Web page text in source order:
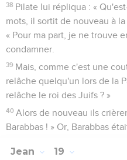
38 Pilate lui répliqua : «
mots, il sortit de nouveau à
« Pour ma part, je ne trouve
condamner.
39 Mais, comme c'est une
relâche quelqu'un lors de la
relâche le roi des Juifs ? »
40 Alors de nouveau ils
Barabbas ! » Or, Barabbas
Jean 19